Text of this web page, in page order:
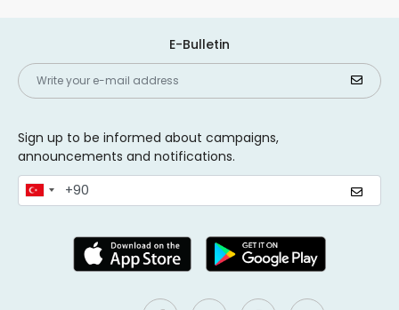
E-Bulletin
Sign up to be informed about campaigns,
announcements and notifications.